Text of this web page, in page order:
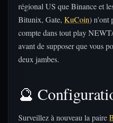
régional US que Binance et
Bitunix, Gate, KuCoin) n'ont
compte dans tout play
avant de supposer que vous
deux jambes.
🔮
Surveillez à nouveau la paire